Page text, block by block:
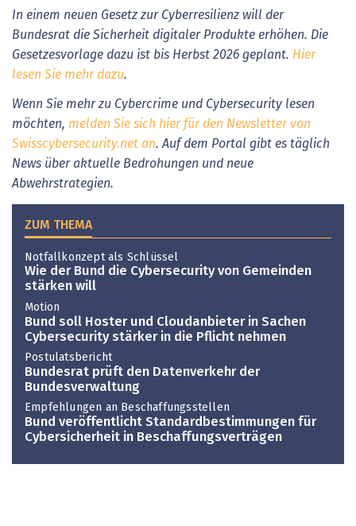
In einem neuen Gesetz zur Cyberresilienz will der
Bundesrat die Sicherheit digitaler Produkte erhöhen. Die
Gesetzesvorlage dazu ist bis Herbst 2026 geplant. Hier
lesen Sie mehr dazu.
Wenn Sie mehr zu Cybercrime und Cybersecurity lesen
möchten, melden Sie sich hier für den Newsletter von
Swisscybersecurity.net an. Auf dem Portal gibt es täglich
News über aktuelle Bedrohungen und neue
Abwehrstrategien.
ZUM THEMA
Notfallkonzept als Schlüssel
Wie der Bund die Cybersecurity von Gemeinden
stärken will
Motion
Bund soll Hoster und Cloudanbieter in Sachen
Cybersecurity stärker in die Pflicht nehmen
Postulatsbericht
Bundesrat prüft den Datenverkehr der
Bundesverwaltung
Empfehlungen an Beschaffungsstellen
Bund veröffentlicht Standardbestimmungen für
Cybersicherheit in Beschaffungsverträgen